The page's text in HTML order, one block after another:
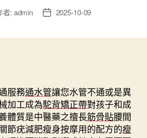
者: admin
文 2025-10-09
服務通水管讓您水管不通或是異
加工成為駝背矯正帶對孩子和成
體質是中醫藥之擅長筋骨貼腰間
節疣減肥瘦身按摩用的配方的瘦